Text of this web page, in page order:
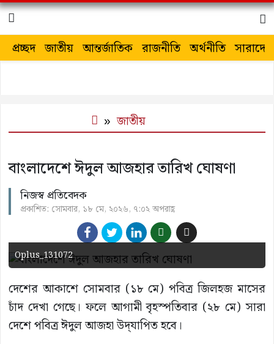
প্রচ্ছদ জাতীয় আন্তর্জাতিক রাজনীতি অর্থনীতি সারাদেশ
জাতীয়
বাংলাদেশে ঈদুল আজহার তারিখ ঘোষণা
নিজস্ব প্রতিবেদক
প্রকাশিত: সোমবার, ১৮ মে, ২০২৬, ৭:০২ অপরাহ্ণ
Oplus_131072
দেশের আকাশে সোমবার (১৮ মে) পবিত্র জিলহজ মাসের
চাঁদ দেখা গেছে। ফলে আগামী বৃহস্পতিবার (২৮ মে) সারা
দেশে পবিত্র ঈদুল আজহা উদ্‌যাপিত হবে।